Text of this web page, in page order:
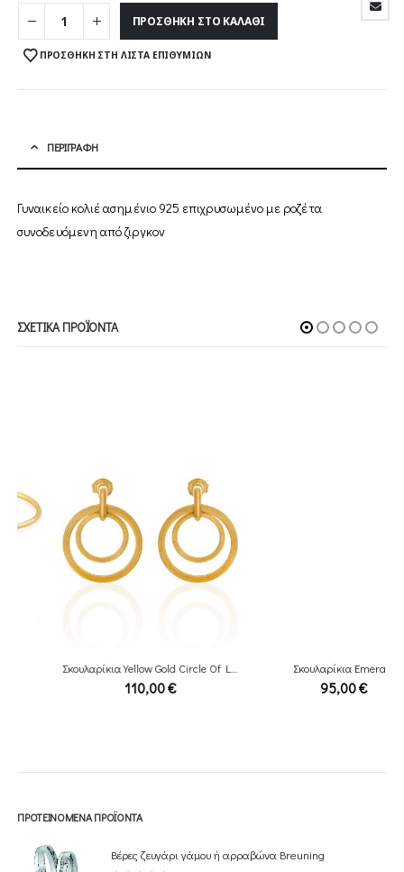
ΠΡΟΣΘΉΚΗ ΣΤΟ ΚΑΛΆΘΙ
ΠΡΟΣΘΉΚΗ ΣΤΗ ΛΊΣΤΑ ΕΠΙΘΥΜΙΏΝ
ΠΕΡΙΓΡΑΦΉ
Γυναικείο κολιέ ασημένιο 925 επιχρυσωμένο με ροζέτα
συνοδευόμενη από ζιργκον
ΣΧΕΤΙΚΆ ΠΡΟΪΌΝΤΑ
Σκουλαρίκια Yellow Gold Circle Of Life
€
Σκουλαρίκια Emerald
€
ΠΡΟΤΕΙΝΌΜΕΝΑ ΠΡΟΪΌΝΤΑ
Βέρες ζευγάρι γάμου ή αρραβώνα Breuning